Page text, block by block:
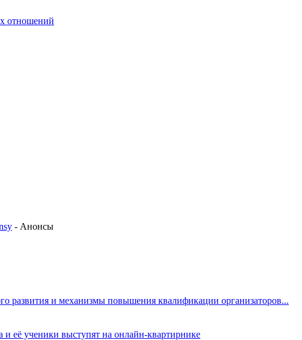
отношений
- Анонсы
развития и механизмы повышения квалификации организаторов...
её ученики выступят на онлайн-квартирнике